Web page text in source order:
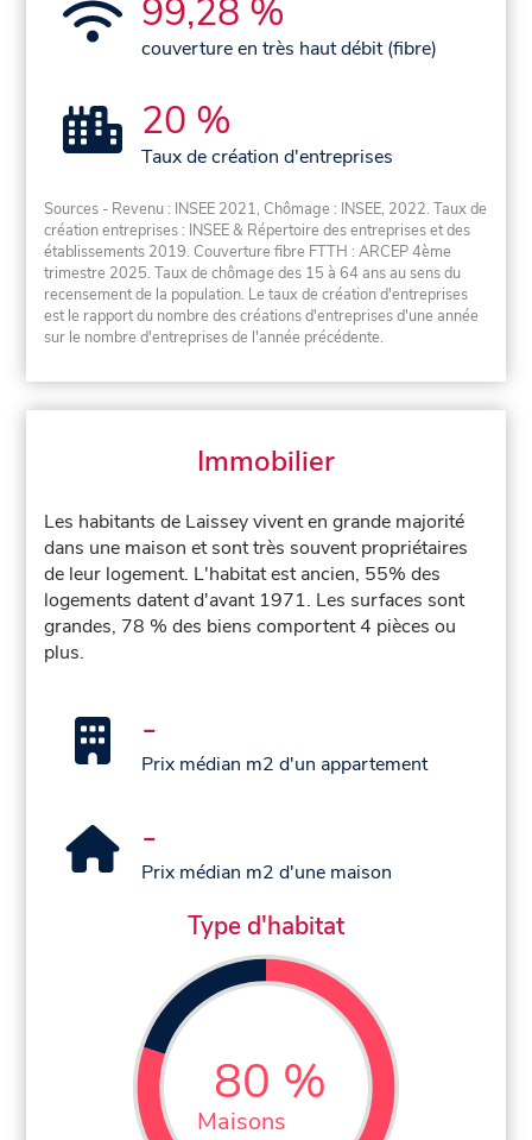
99,28 %
couverture en très haut débit (fibre)
20 %
Taux de création d'entreprises
Sources - Revenu : INSEE 2021, Chômage : INSEE, 2022. Taux de
création entreprises : INSEE & Répertoire des entreprises et des
établissements 2019. Couverture fibre FTTH : ARCEP 4ème
trimestre 2025. Taux de chômage des 15 à 64 ans au sens du
recensement de la population. Le taux de création d'entreprises
est le rapport du nombre des créations d'entreprises d'une année
sur le nombre d'entreprises de l'année précédente.
Immobilier
Les habitants de Laissey vivent en grande majorité
dans une maison et sont très souvent propriétaires
de leur logement. L'habitat est ancien, 55% des
logements datent d'avant 1971. Les surfaces sont
grandes, 78 % des biens comportent 4 pièces ou
plus.
-
Prix médian m2 d'un appartement
-
Prix médian m2 d'une maison
Type d'habitat
80 %
Maisons